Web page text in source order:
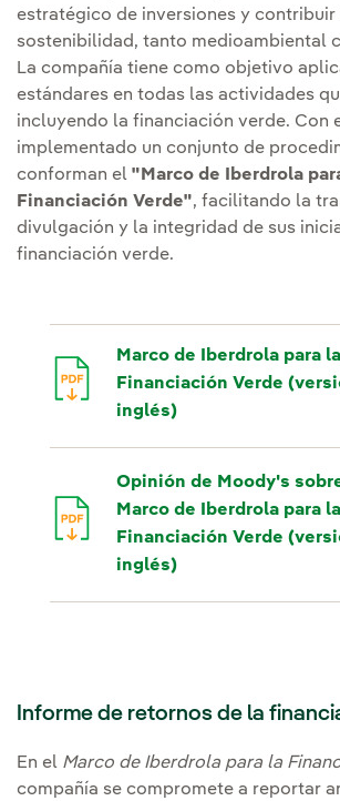
estratégico de inversiones y contribuir
sostenibilidad, tanto medioambiental
La compañía tiene como objetivo
estándares en todas las actividades
incluyendo la financiación verde. Con
implementado un conjunto de
conforman el "Marco de Iberdrola
Financiación Verde", facilitando la
divulgación y la integridad de sus
financiación verde.
Marco de Iberdrola para la
Financiación Verde
inglés)
Opinión de Moody's
Marco de Iberdrola para la
Financiación Verde
inglés)
Informe de retornos de la
En el Marco de Iberdrola para la
compañía se compromete a reportar